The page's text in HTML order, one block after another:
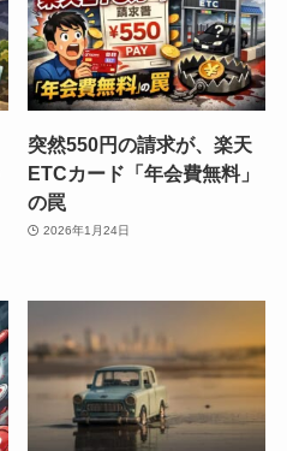
突然550円の請求が、楽天
ETCカード「年会費無料」
の罠
2026年1月24日